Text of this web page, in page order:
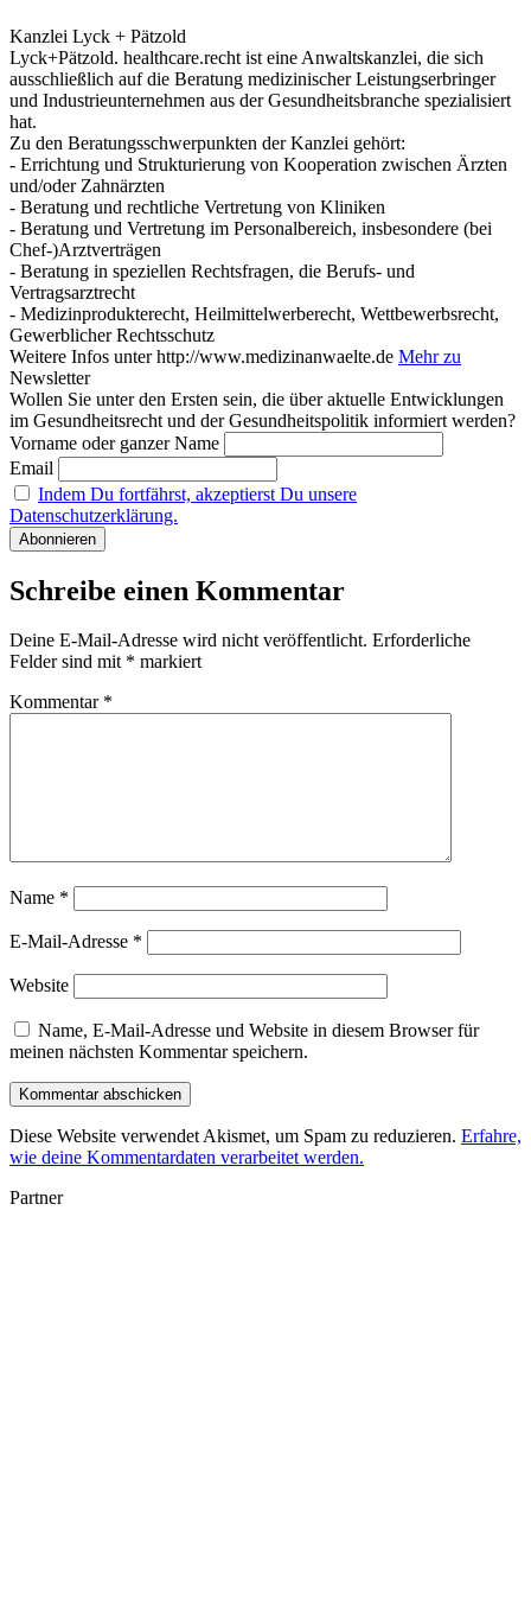
Kanzlei Lyck + Pätzold
Lyck+Pätzold. healthcare.recht ist eine Anwaltskanzlei, die sich
ausschließlich auf die Beratung medizinischer Leistungserbringer
und Industrieunternehmen aus der Gesundheitsbranche spezialisiert
hat.
Zu den Beratungsschwerpunkten der Kanzlei gehört:
- Errichtung und Strukturierung von Kooperation zwischen Ärzten
und/oder Zahnärzten
- Beratung und rechtliche Vertretung von Kliniken
- Beratung und Vertretung im Personalbereich, insbesondere (bei
Chef-)Arztverträgen
- Beratung in speziellen Rechtsfragen, die Berufs- und
Vertragsarztrecht
- Medizinprodukterecht, Heilmittelwerberecht, Wettbewerbsrecht,
Gewerblicher Rechtsschutz
Weitere Infos unter http://www.medizinanwaelte.de Mehr zu
Newsletter
Wollen Sie unter den Ersten sein, die über aktuelle Entwicklungen
im Gesundheitsrecht und der Gesundheitspolitik informiert werden?
Vorname oder ganzer Name
Email
Indem Du fortfährst, akzeptierst Du unsere
Datenschutzerklärung.
Schreibe einen Kommentar
Deine E-Mail-Adresse wird nicht veröffentlicht. Erforderliche
Felder sind mit * markiert
Kommentar *
Name *
E-Mail-Adresse *
Website
Name, E-Mail-Adresse und Website in diesem Browser für
meinen nächsten Kommentar speichern.
Diese Website verwendet Akismet, um Spam zu reduzieren. Erfahre,
wie deine Kommentardaten verarbeitet werden.
Partner